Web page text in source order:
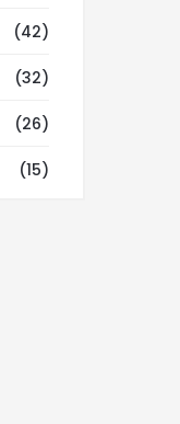
(42)
(32)
(26)
(15)